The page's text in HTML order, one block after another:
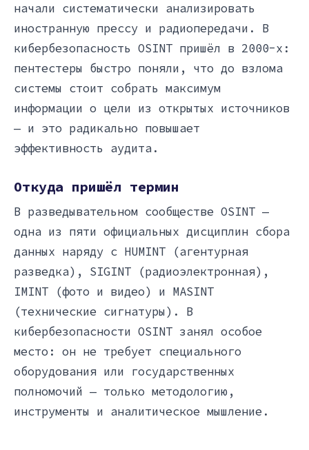
начали систематически анализировать
иностранную прессу и радиопередачи. В
кибербезопасность OSINT пришёл в 2000-х:
пентестеры быстро поняли, что до взлома
системы стоит собрать максимум
информации о цели из открытых источников
— и это радикально повышает
эффективность аудита.
Откуда пришёл термин
В разведывательном сообществе OSINT —
одна из пяти официальных дисциплин сбора
данных наряду с HUMINT (агентурная
разведка), SIGINT (радиоэлектронная),
IMINT (фото и видео) и MASINT
(технические сигнатуры). В
кибербезопасности OSINT занял особое
место: он не требует специального
оборудования или государственных
полномочий — только методологию,
инструменты и аналитическое мышление.